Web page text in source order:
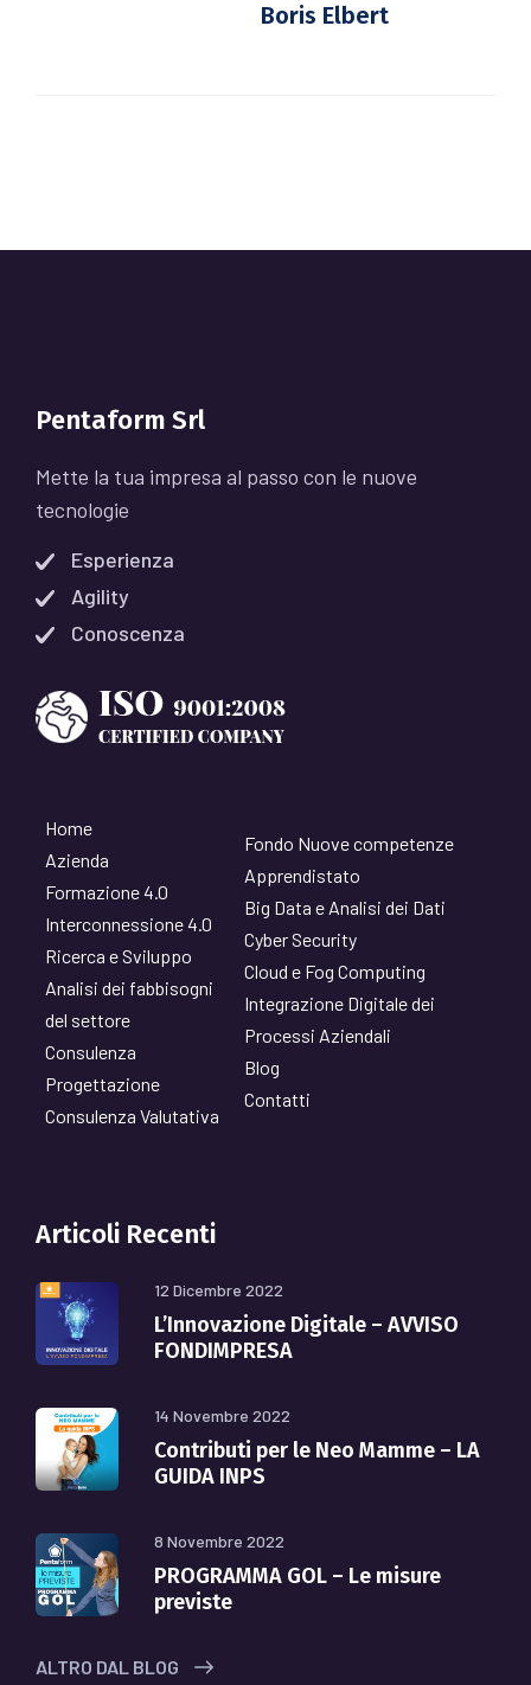
Boris Elbert
Pentaform Srl
Mette la tua impresa al passo con le nuove
tecnologie
Esperienza
Agility
Conoscenza
Home
Azienda
Formazione 4.0
Interconnessione 4.0
Ricerca e Sviluppo
Analisi dei fabbisogni
del settore
Consulenza
Progettazione
Consulenza Valutativa
Fondo Nuove competenze
Apprendistato
Big Data e Analisi dei Dati
Cyber Security
Cloud e Fog Computing
Integrazione Digitale dei
Processi Aziendali
Blog
Contatti
Articoli Recenti
12 Dicembre 2022
L’Innovazione Digitale – AVVISO
FONDIMPRESA
14 Novembre 2022
Contributi per le Neo Mamme – LA
GUIDA INPS
8 Novembre 2022
PROGRAMMA GOL – Le misure
previste
ALTRO DAL BLOG